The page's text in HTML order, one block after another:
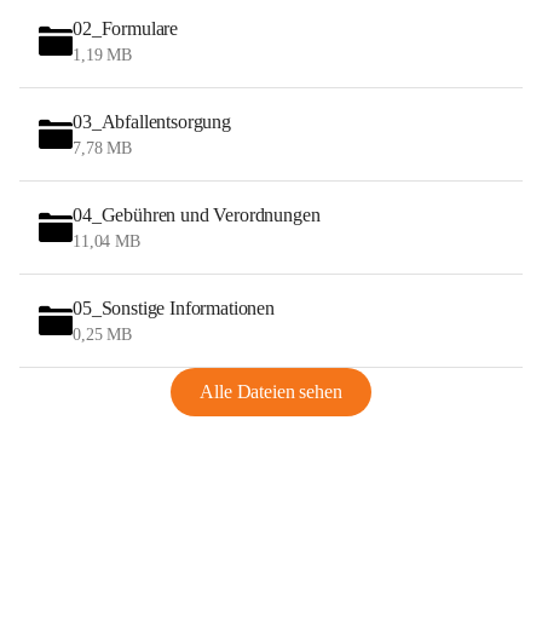
02_Formulare
1,19 MB
03_Abfallentsorgung
7,78 MB
04_Gebühren und Verordnungen
11,04 MB
05_Sonstige Informationen
0,25 MB
Alle Dateien sehen